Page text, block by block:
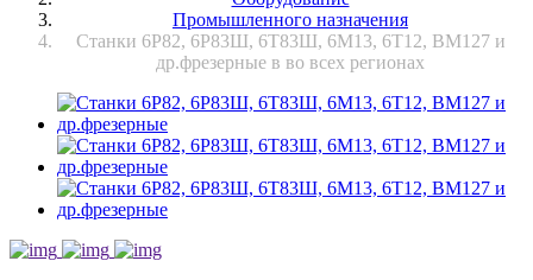
Промышленного назначения
Станки 6Р82, 6Р83Ш, 6Т83Ш, 6М13, 6Т12, ВМ127 и
др.фрезерные в во всех регионах